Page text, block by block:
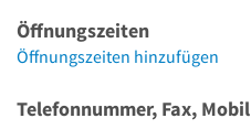
Öffnungszeiten
Öffnungszeiten hinzufügen
Telefonnummer, Fax, Mobil